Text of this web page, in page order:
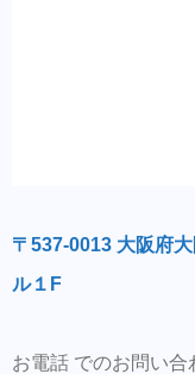
〒537-0013 大阪府
ル１F
お電話 でのお問い合